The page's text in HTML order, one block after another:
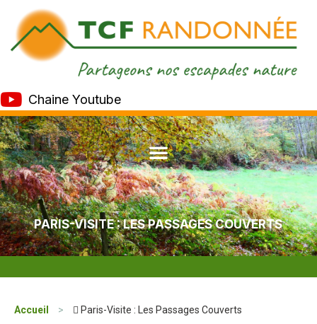
Chaine Youtube
PARIS-VISITE : LES PASSAGES COUVERTS
Accueil >  Paris-Visite : Les Passages Couverts